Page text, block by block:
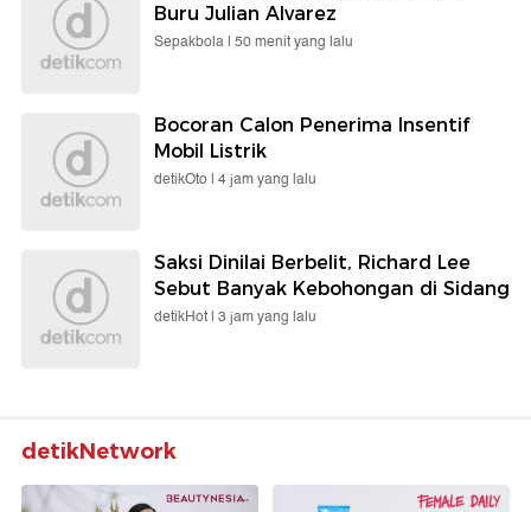
Buru Julian Alvarez
Sepakbola | 50 menit yang lalu
Bocoran Calon Penerima Insentif
Mobil Listrik
detikOto | 4 jam yang lalu
Saksi Dinilai Berbelit, Richard Lee
Sebut Banyak Kebohongan di Sidang
detikHot | 3 jam yang lalu
detikNetwork